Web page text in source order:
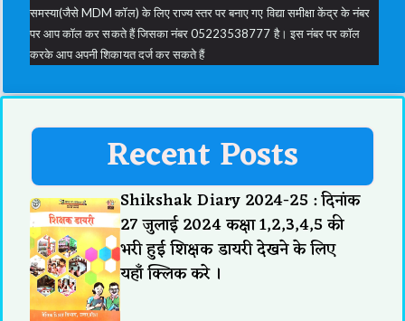
समस्या(जैसे MDM कॉल) के लिए राज्य स्तर पर बनाए गए विद्या समीक्षा केंद्र के नंबर
पर आप कॉल कर सकते हैं जिसका नंबर 05223538777 है। इस नंबर पर कॉल
करके आप अपनी शिकायत दर्ज कर सकते हैं
Recent Posts
Shikshak Diary 2024-25 : दिनांक
27 जुलाई 2024 कक्षा 1,2,3,4,5 की
भरी हुई शिक्षक डायरी देखने के लिए
यहाँ क्लिक करे ।